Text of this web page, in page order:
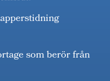
som berör från